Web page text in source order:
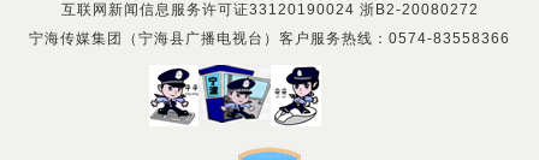
互联网新闻信息服务许可证33120190024 浙B2-20080272
宁海传媒集团（宁海县广播电视台）客户服务热线：0574-83558366